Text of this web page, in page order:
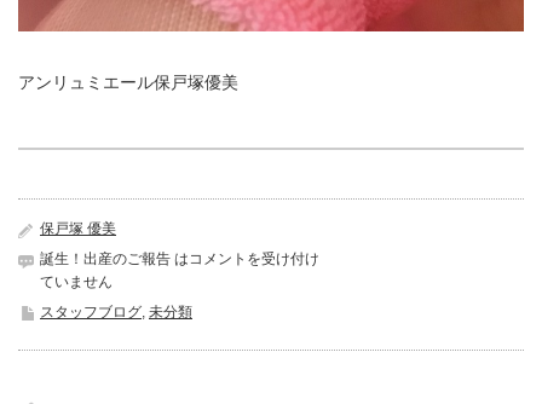
アンリュミエール保戸塚優美
保戸塚 優美
誕生！出産のご報告 はコメントを受け付け
ていません
スタッフブログ, 未分類